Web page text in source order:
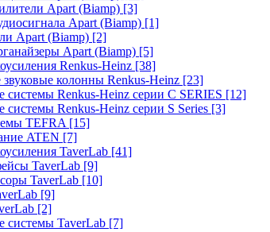
Apart (Biamp) [3]
Apart (Biamp) [1]
Apart (Biamp) [2]
Apart (Biamp) [5]
Renkus-Heinz [38]
колонны Renkus-Heinz [23]
системы Renkus-Heinz серии C SERIES [12]
системы Renkus-Heinz серии S Series [3]
TEFRA [15]
ATEN [7]
TaverLab [41]
TaverLab [9]
TaverLab [10]
[9]
[2]
системы TaverLab [7]